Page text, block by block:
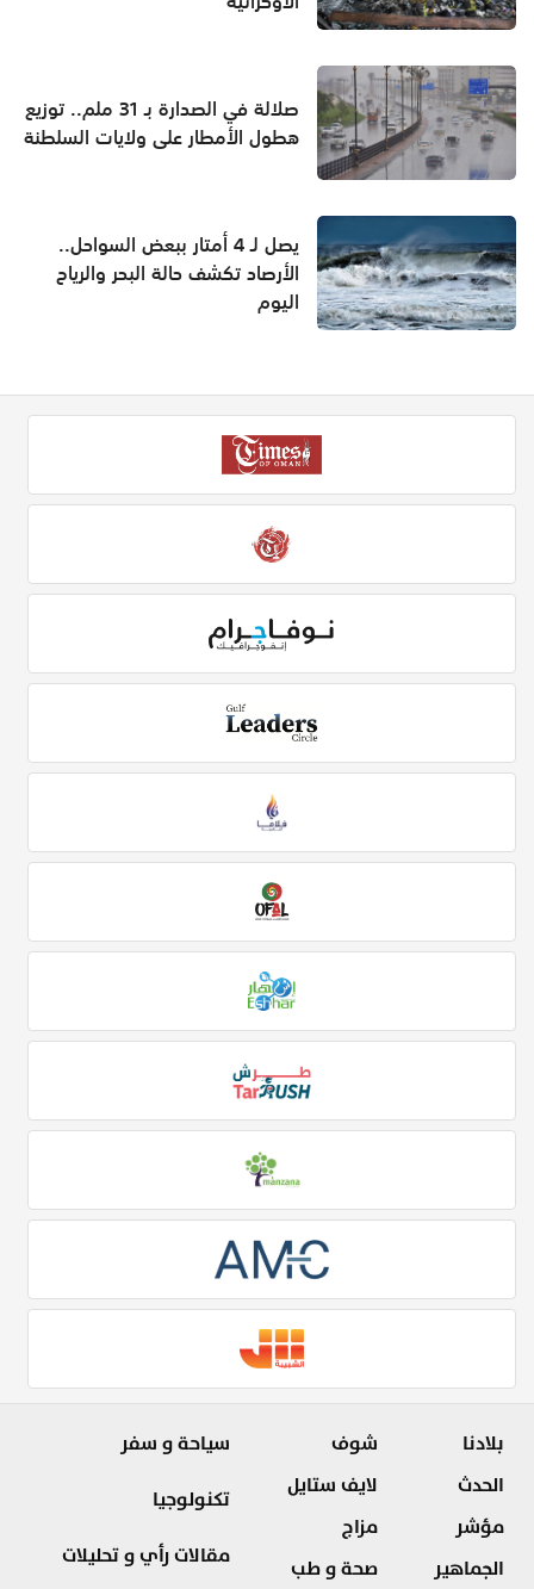
صلالة في الصدارة بـ 31 ملم.. توزيع
هطول الأمطار على ولايات السلطنة
يصل لـ 4 أمتار ببعض السواحل..
الأرصاد تكشف حالة البحر والرياح
اليوم
بلادنا
الحدث
مؤشر
الجماهير
شوف
لايف ستايل
مزاج
صحة و طب
سياحة و سفر
تكنولوجيا
مقالات رأي و تحليلات